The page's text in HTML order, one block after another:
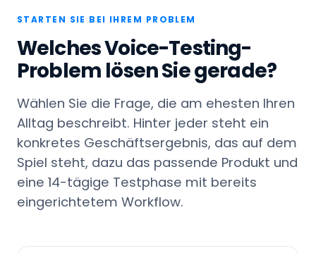
STARTEN SIE BEI IHREM PROBLEM
Welches Voice-Testing-
Problem lösen Sie gerade?
Wählen Sie die Frage, die am ehesten Ihren
Alltag beschreibt. Hinter jeder steht ein
konkretes Geschäftsergebnis, das auf dem
Spiel steht, dazu das passende Produkt und
eine 14-tägige Testphase mit bereits
eingerichtetem Workflow.